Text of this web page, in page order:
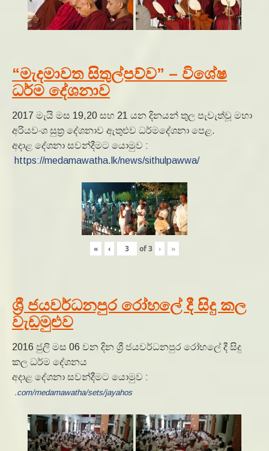
“මැදමාවත සිතුල්පව්ව” – විශේෂ
ධර්ම දේශනාව
2017 මැයි මස 19,20 සහ 21 යන දිනයන් තුල පැවැත්වූ මහා
අරියවංශ සුත්‍ර දේශනාව ඇතුළුව ධර්මදේශනා පෙළ.
අදාළ දේශනා සවන්දීමට යොමුව :
https://medamawatha.lk/news/sithulpawwa/
« ‹ of3 › »
ශ්‍රී ජයවර්ධනපුර රෝහලේ දී සිදු කල
වැඩමුළුව
2016 ජුලි මස 06 වන දින ශ්‍රී ජයවර්ධනපුර රෝහලේ දී සිදු
කල ධර්ම දේශනය
අදාළ දේශනා සවන්දීමට යොමුව :
.com/medamawatha/sets/jayahos